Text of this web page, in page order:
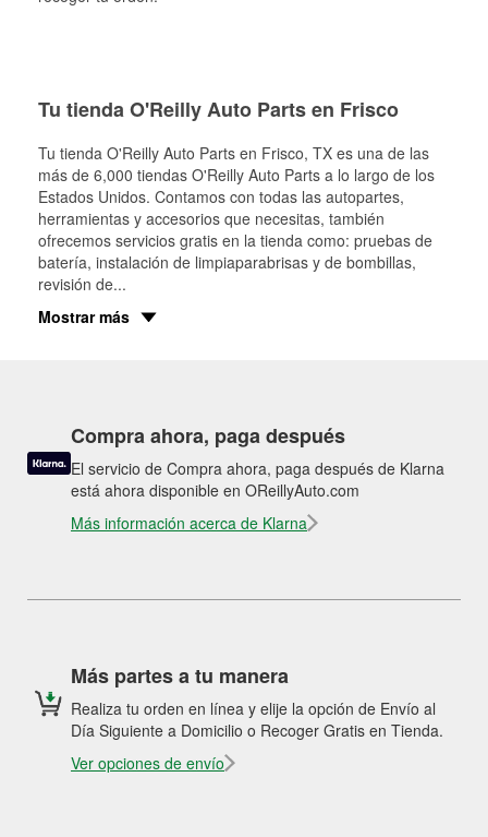
Tu tienda O'Reilly Auto Parts en Frisco
Tu tienda O'Reilly Auto Parts en Frisco, TX es una de las
más de 6,000 tiendas O'Reilly Auto Parts a lo largo de los
Estados Unidos. Contamos con todas las autopartes,
herramientas y accesorios que necesitas, también
ofrecemos servicios gratis en la tienda como: pruebas de
batería, instalación de limpiaparabrisas y de bombillas,
revisión de...
Mostrar más
Compra ahora, paga después
El servicio de Compra ahora, paga después de Klarna
está ahora disponible en OReillyAuto.com
Más información acerca de Klarna
Más partes a tu manera
Realiza tu orden en línea y elije la opción de Envío al
Día Siguiente a Domicilio o Recoger Gratis en Tienda.
Ver opciones de envío